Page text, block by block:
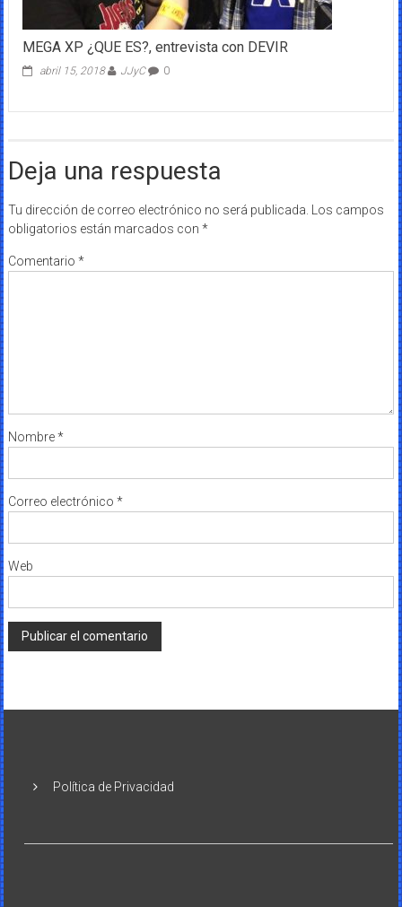
MEGA XP ¿QUE ES?, entrevista con DEVIR
abril 15, 2018 JJyC 0
Deja una respuesta
Tu dirección de correo electrónico no será publicada. Los campos
obligatorios están marcados con *
Comentario *
Nombre*
Correo electrónico *
Web
Política de Privacidad